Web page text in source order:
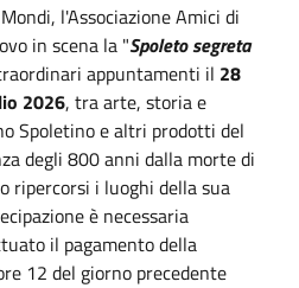
l'Associazione Amici di
in scena la "Spoleto segreta
appuntamenti il 28
2026, tra arte, storia e
Spoletino e altri prodotti del
degli 800 anni dalla morte di
ripercorsi i luoghi della sua
è necessaria
il pagamento della
12 del giorno precedente